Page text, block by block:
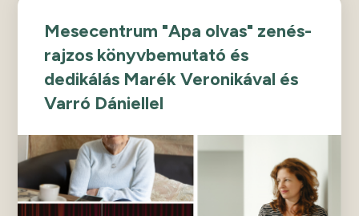
Mesecentrum "Apa olvas" zenés-
rajzos könyvbemutató és
dedikálás Marék Veronikával és
Varró Dániellel